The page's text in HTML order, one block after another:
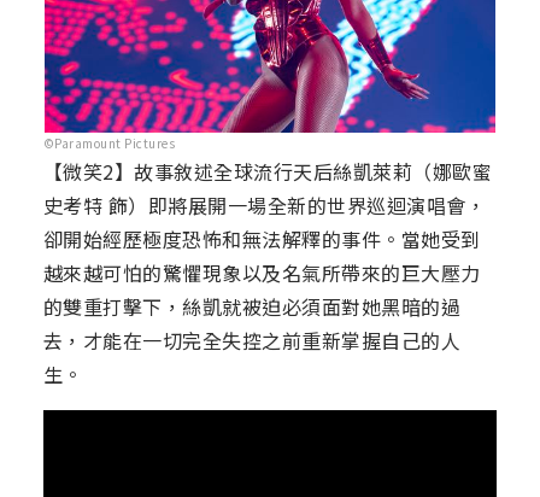
©Paramount Pictures
【微笑2】故事敘述全球流行天后絲凱萊莉（娜歐蜜
史考特 飾）即將展開一場全新的世界巡迴演唱會，
卻開始經歷極度恐怖和無法解釋的事件。當她受到
越來越可怕的驚懼現象以及名氣所帶來的巨大壓力
的雙重打擊下，絲凱就被迫必須面對她黑暗的過
去，才能在一切完全失控之前重新掌握自己的人
生。